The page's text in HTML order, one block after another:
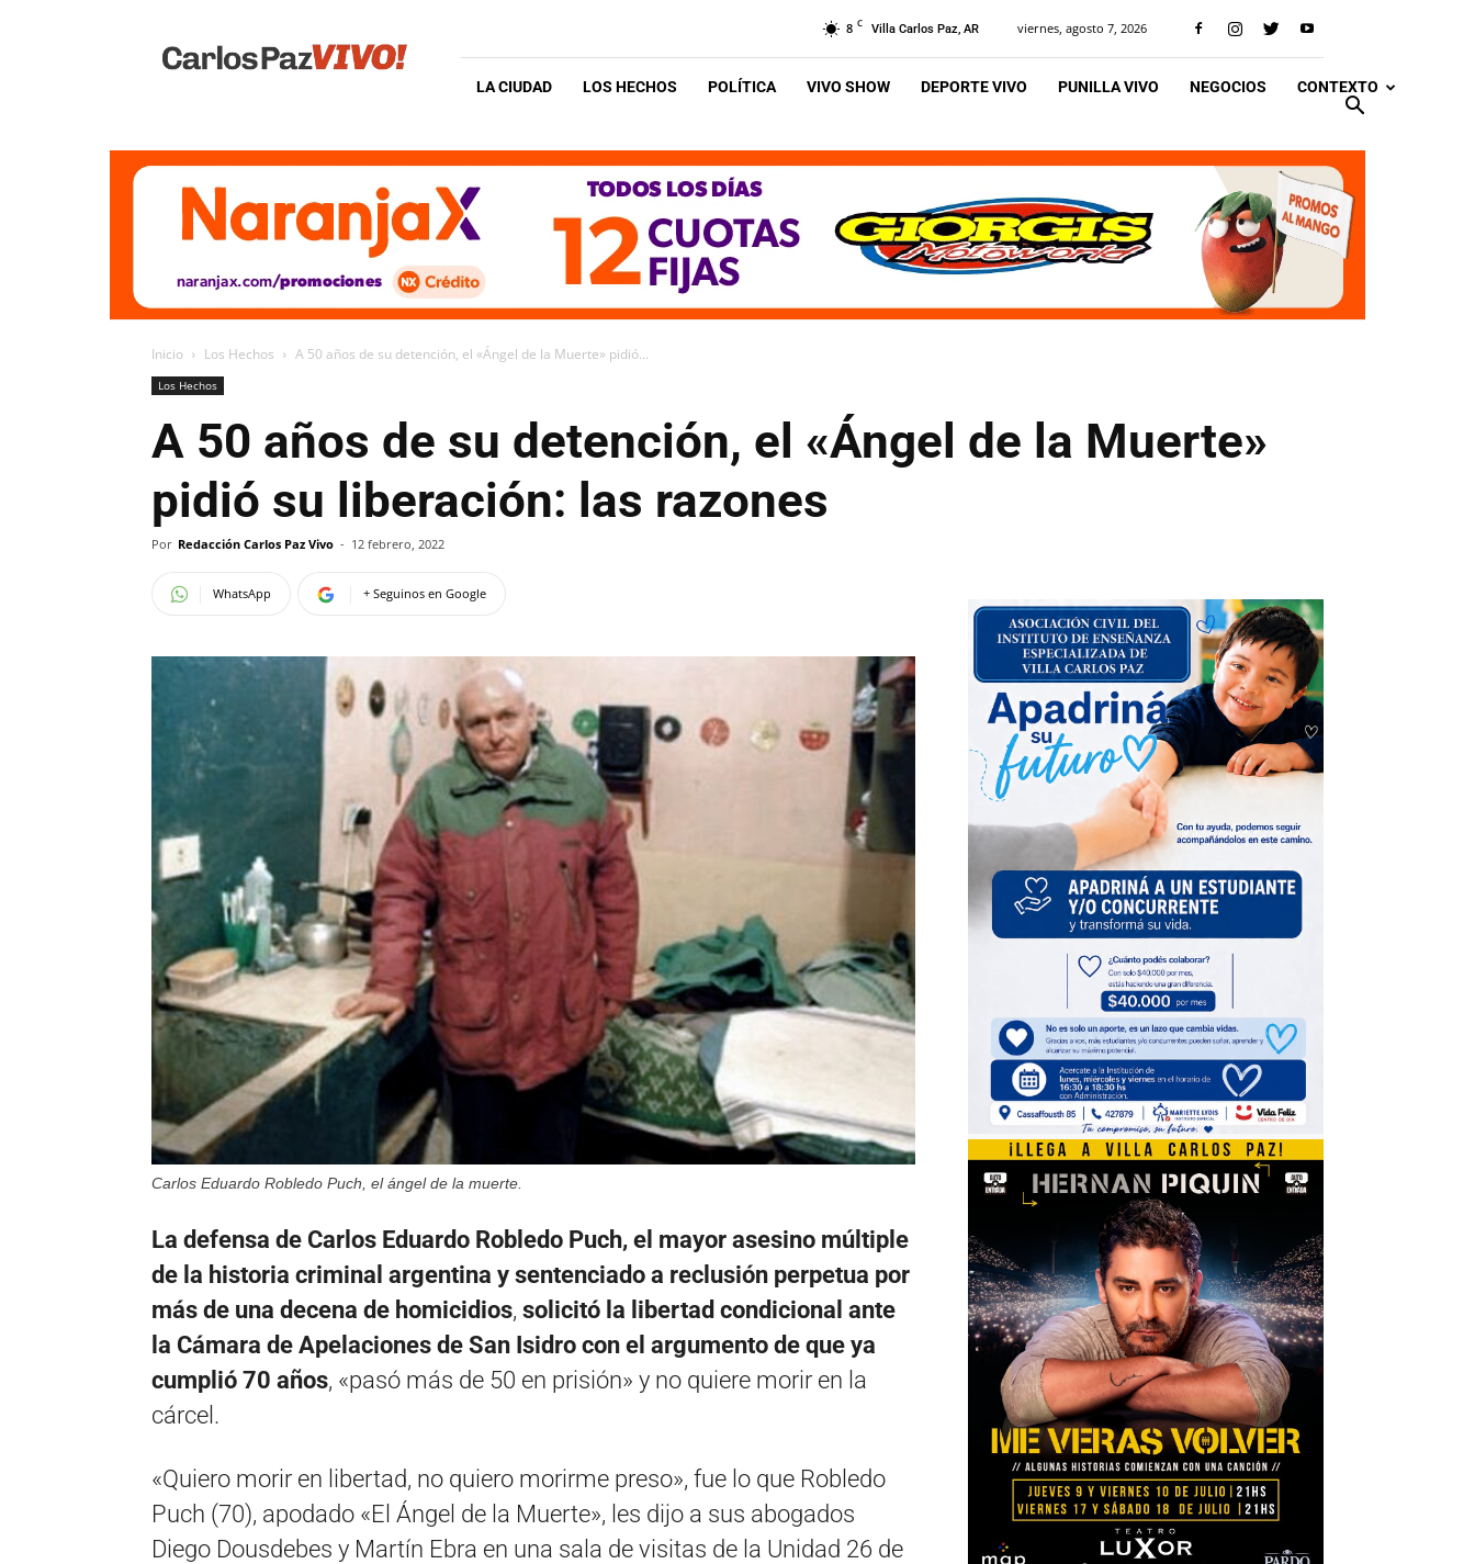
Vivo
8 C Villa Carlos Paz, AR viernes, agosto 7, 2026
LA CIUDAD LOS HECHOS POLÍTICA VIVO SHOW DEPORTE VIVO PUNILLA VIVO NEGOCIOS CONTEXTO
Inicio Los Hechos A 50 años de su detención, el «Ángel de la Muerte» pidió...
Los Hechos
A 50 años de su detención, el «Ángel de la Muerte»
pidió su liberación: las razones
Por Redacción Carlos Paz Vivo - 12 febrero, 2022
WhatsApp + Seguinos en Google
Carlos Eduardo Robledo Puch, el ángel de la muerte.
La defensa de Carlos Eduardo Robledo Puch, el mayor asesino múltiple
de la historia criminal argentina y sentenciado a reclusión perpetua por
más de una decena de homicidios, solicitó la libertad condicional ante
la Cámara de Apelaciones de San Isidro con el argumento de que ya
cumplió 70 años, «pasó más de 50 en prisión» y no quiere morir en la
cárcel.
«Quiero morir en libertad, no quiero morirme preso», fue lo que Robledo
Puch (70), apodado «El Ángel de la Muerte», les dijo a sus abogados
Diego Dousdebes y Martín Ebra en una sala de visitas de la Unidad 26 de